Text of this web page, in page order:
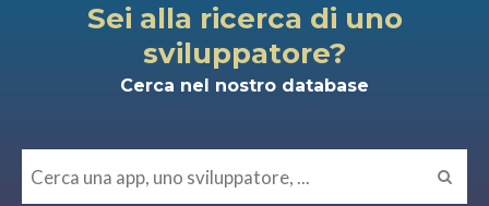
Sei alla ricerca di uno
sviluppatore?
Cerca nel nostro database